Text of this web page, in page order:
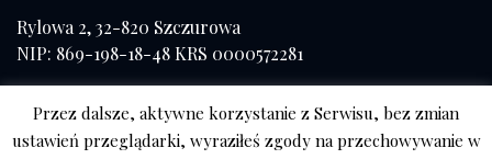
Rylowa 2, 32-820 Szczurowa
NIP: 869-198-18-48 KRS 0000572281
kom. 508 056 084
Przez dalsze, aktywne korzystanie z Serwisu, bez zmian
ustawień przeglądarki, wyraziłeś zgody na przechowywanie w